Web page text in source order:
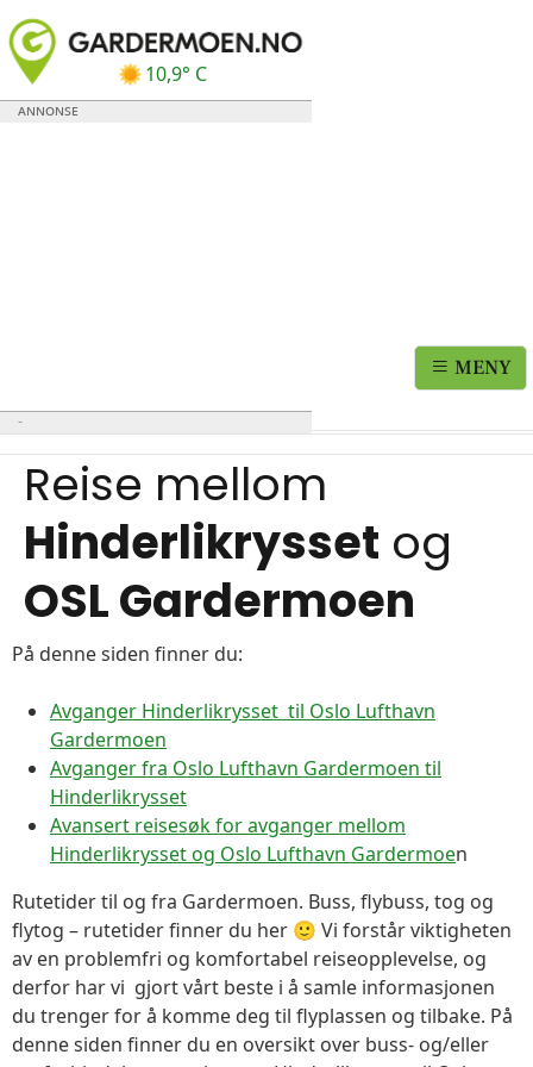
10,9° C
MENY
Reise mellom
Hinderlikrysset og
OSL Gardermoen
På denne siden finner du:
Avganger Hinderlikrysset til Oslo Lufthavn
Gardermoen
Avganger fra Oslo Lufthavn Gardermoen til
Hinderlikrysset
Avansert reisesøk for avganger mellom
Hinderlikrysset og Oslo Lufthavn Gardermoen
Rutetider til og fra Gardermoen. Buss, flybuss, tog og
flytog – rutetider finner du her 🙂 Vi forstår viktigheten
av en problemfri og komfortabel reiseopplevelse, og
derfor har vi gjort vårt beste i å samle informasjonen
du trenger for å komme deg til flyplassen og tilbake. På
denne siden finner du en oversikt over buss- og/eller